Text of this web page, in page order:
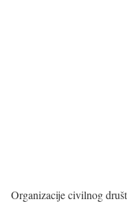
Organizacije civilnog